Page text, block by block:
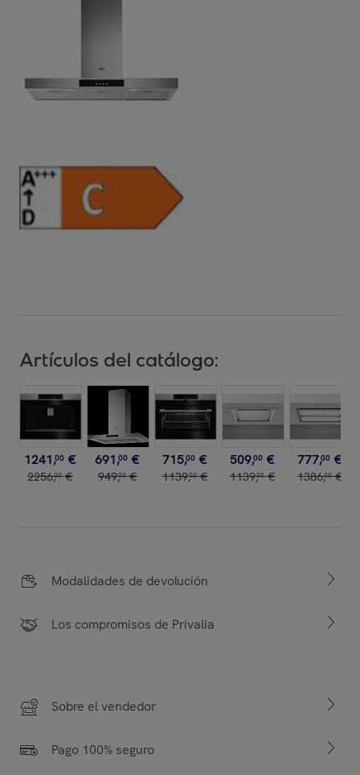
Artículos del catálogo:
1241,00 €
2256,00 €
691,00 €
949,00 €
715,00 €
1139,00 €
509,00 €
1139,00 €
777,00 €
1386,00 €
Modalidades de devolución
Los compromisos de Privalia
Sobre el vendedor
Pago 100% seguro